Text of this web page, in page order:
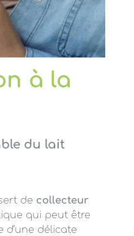
à la
du lait
de collecteur
qui peut être
délicate